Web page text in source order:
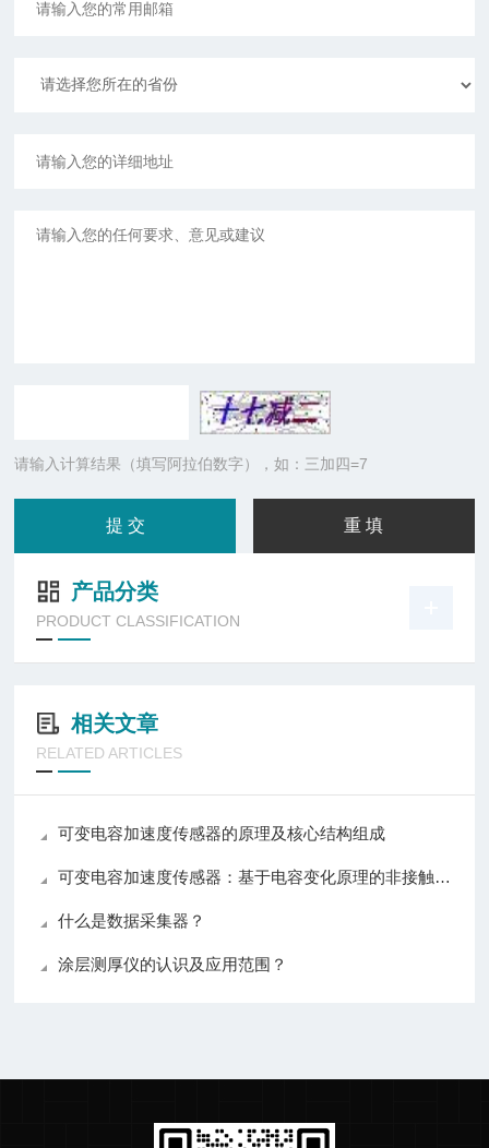
请输入计算结果（填写阿拉伯数字），如：三加四=7
产品分类
PRODUCT CLASSIFICATION
相关文章
RELATED ARTICLES
可变电容加速度传感器的原理及核心结构组成
可变电容加速度传感器：基于电容变化原理的非接触式惯性传感器
什么是数据采集器？
涂层测厚仪的认识及应用范围？